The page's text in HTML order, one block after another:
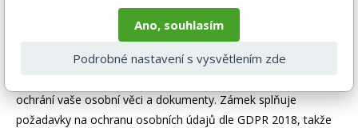
Bezpečnost a ochrana vašich věcí
Bezpečnost uložených předmětů je pro nás prioritou. Proto je
ochrání vaše osobní věci a dokumenty. Zámek splňuje
požadavky na ochranu osobních údajů dle GDPR 2018, takže
Ano, souhlasím
Podrobné nastavení s vysvětlením zde